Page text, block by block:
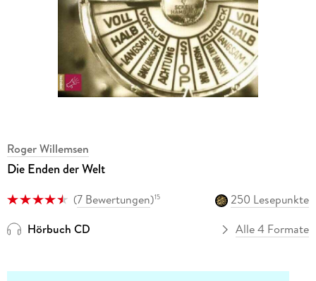
Roger Willemsen
Die Enden der Welt
(7 Bewertungen)15
250 Lesepunkte
Hörbuch CD
Alle 4 Formate